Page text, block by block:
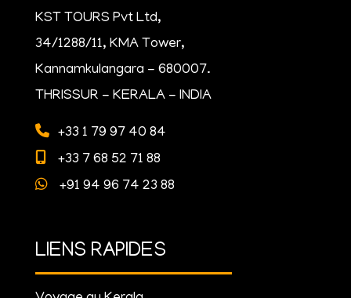
KST TOURS Pvt Ltd,
34/1288/11, KMA Tower,
Kannamkulangara - 680007.
THRISSUR - KERALA - INDIA
+33 1 79 97 40 84
+33 7 68 52 71 88
+91 94 96 74 23 88
LIENS RAPIDES